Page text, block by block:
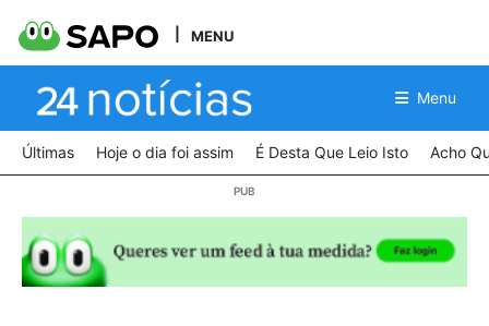
MENU
Menu
Últimas Hoje o dia foi assim É Desta Que Leio Isto Acho